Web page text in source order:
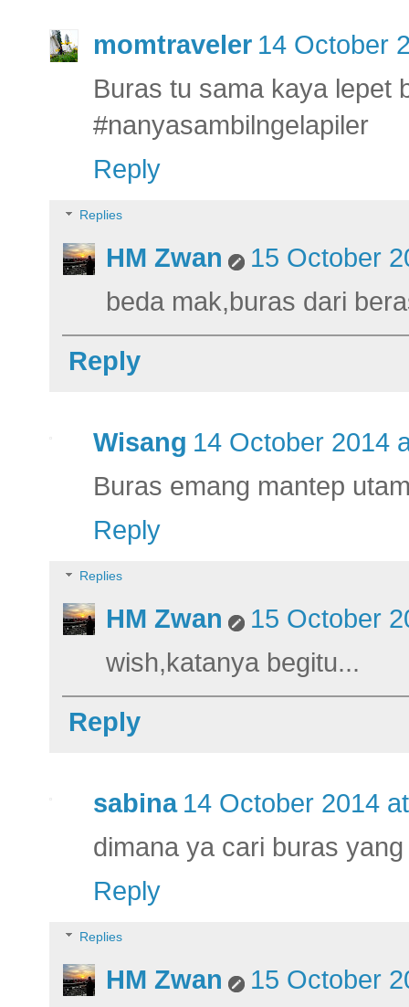
momtraveler 14 October
Buras tu sama kaya lepet
#nanyasambilngelapiler
Reply
Replies
HM Zwan
15 October
beda mak,buras dari
Reply
Wisang 14 October 2014
Buras emang mantep
Reply
Replies
HM Zwan
15 October
wish,katanya begitu...
Reply
sabina 14 October 2014
dimana ya cari buras
Reply
Replies
HM Zwan
15 October